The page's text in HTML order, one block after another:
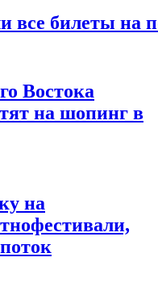
все билеты на
Востока
на шопинг в
на